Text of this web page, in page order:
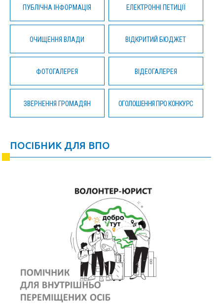
ПУБЛІЧНА ІНФОРМАЦІЯ ЕЛЕКТРОННІ ПЕТИЦІЇ
ОЧИЩЕННЯ ВЛАДИ ВІДКРИТИЙ БЮДЖЕТ
ФОТОГАЛЕРЕЯ ВІДЕОГАЛЕРЕЯ
ЗВЕРНЕННЯ ГРОМАДЯН ОГОЛОШЕННЯ ПРО КОНКУРС
ПОСІБНИК ДЛЯ ВПО